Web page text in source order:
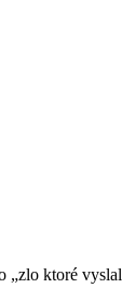
„zlo ktoré